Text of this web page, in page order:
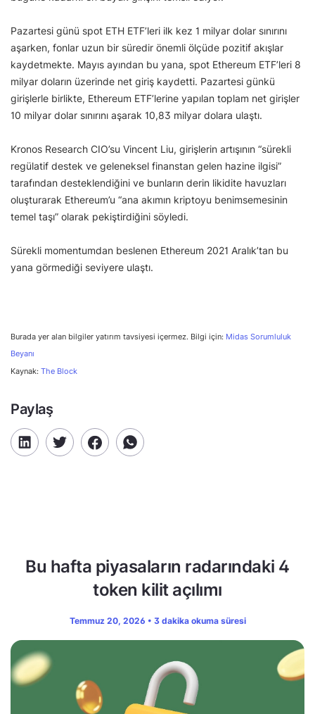
Pazartesi günü spot ETH ETF’leri ilk kez 1 milyar dolar sınırını
aşarken, fonlar uzun bir süredir önemli ölçüde pozitif akışlar
kaydetmekte. Mayıs ayından bu yana, spot Ethereum ETF’leri 8
milyar doların üzerinde net giriş kaydetti. Pazartesi günkü
girişlerle birlikte, Ethereum ETF’lerine yapılan toplam net girişler
10 milyar dolar sınırını aşarak 10,83 milyar dolara ulaştı.
Kronos Research CIO’su Vincent Liu, girişlerin artışının “sürekli
regülatif destek ve geleneksel finanstan gelen hazine ilgisi”
tarafından desteklendiğini ve bunların derin likidite havuzları
oluşturarak Ethereum’u “ana akımın kriptoyu benimsemesinin
temel taşı” olarak pekiştirdiğini söyledi.
Sürekli momentumdan beslenen Ethereum 2021 Aralık’tan bu
yana görmediği seviyere ulaştı.
Burada yer alan bilgiler yatırım tavsiyesi içermez. Bilgi için: Midas Sorumluluk
Beyanı
Kaynak: The Block
Paylaş
Bu hafta piyasaların radarındaki 4
token kilit açılımı
Temmuz 20, 2026 • 3 dakika okuma süresi